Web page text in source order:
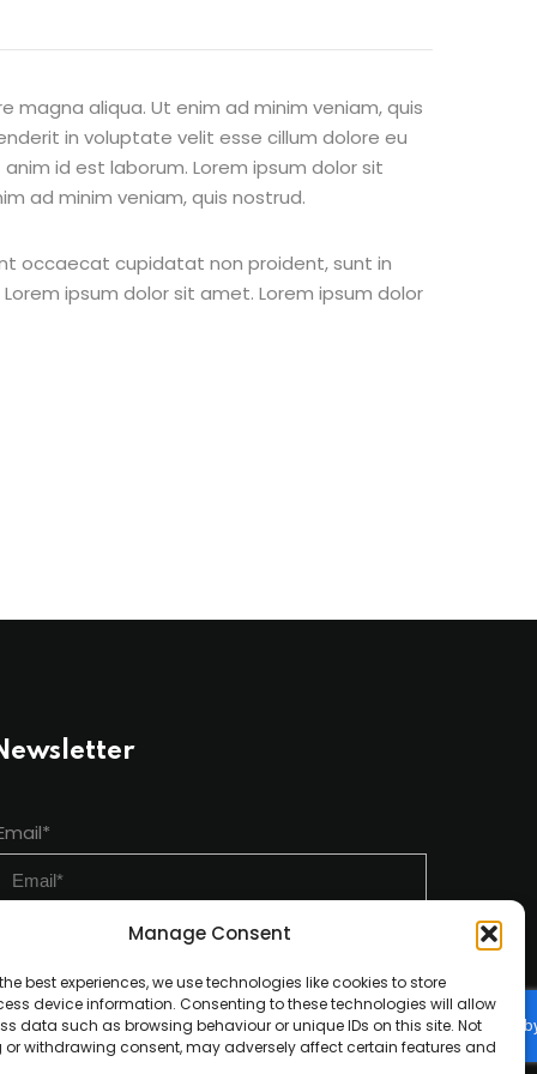
Manage Consent
best experiences, we use technologies like cookies to store
device information. Consenting to these technologies will allow
data such as browsing behaviour or unique IDs on this site. Not
withdrawing consent, may adversely affect certain features and
aliqua. Ut enim ad minim veniam, quis
in voluptate velit esse cillum dolore eu
id est laborum. Lorem ipsum dolor sit
ad minim veniam, quis nostrud.
occaecat cupidatat non proident, sunt in
ipsum dolor sit amet. Lorem ipsum dolor
Ονοματεπώνυμο